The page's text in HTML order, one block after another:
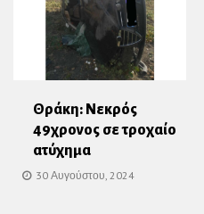
Θράκη: Νεκρός
49χρονος σε τροχαίο
ατύχημα
30 Αυγούστου, 2024